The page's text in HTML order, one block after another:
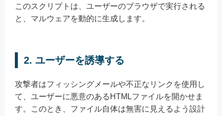
このスクリプトは、ユーザーのブラウザで実行される
と、マルウェアを動的に生成します。
2. ユーザーを誘導する
攻撃者はフィッシングメールや不正なリンクを使用し
て、ユーザーに悪意のあるHTMLファイルを開かせま
す。このとき、ファイル自体は無害に見えるよう設計